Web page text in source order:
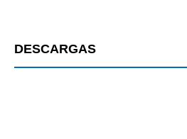
DESCARGAS